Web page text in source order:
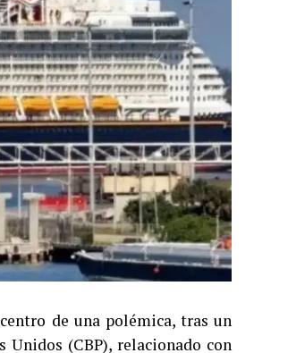
de una polémica, tras un
Unidos (CBP), relacionado con